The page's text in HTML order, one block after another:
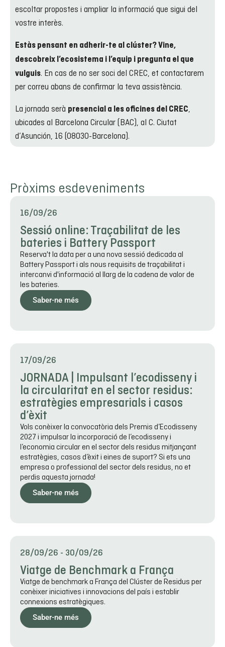
escoltar propostes i ampliar la informació que sigui del
vostre interès.
Estàs pensant en adherir-te al clúster? Vine,
descobreix l’ecosistema i l’equip i pregunta el que
vulguis. En cas de no ser soci del CREC, et contactarem
per correu abans de confirmar la teva assistència.
La jornada serà presencial a les oficines del CREC,
ubicades al Barcelona Circular (BAC), al C. Ciutat
d’Asunción, 16 (08030-Barcelona).
Pròxims esdeveniments
16/09/26
Sessió online: Traçabilitat de les
bateries i Battery Passport
Reserva't la data per a una nova sessió dedicada al
Battery Passport i als nous requisits de traçabilitat i
intercanvi d'informació al llarg de la cadena de valor de
les bateries.
Saber-ne més
17/09/26
JORNADA | Impulsant l’ecodisseny i
la circularitat en el sector residus:
estratègies empresarials i casos
d’èxit
Vols conèixer la convocatòria dels Premis d’Ecodisseny
2027 i impulsar la incorporació de l’ecodisseny i
l’economia circular en el sector dels residus mitjançant
estratègies, casos d’èxit i eines de suport? Si ets una
empresa o professional del sector dels residus, no et
perdis aquesta jornada!
Saber-ne més
28/09/26 - 30/09/26
Viatge de Benchmark a França
Viatge de benchmark a França del Clúster de Residus per
conèixer iniciatives i innovacions del país i establir
connexions estratègiques.
Saber-ne més